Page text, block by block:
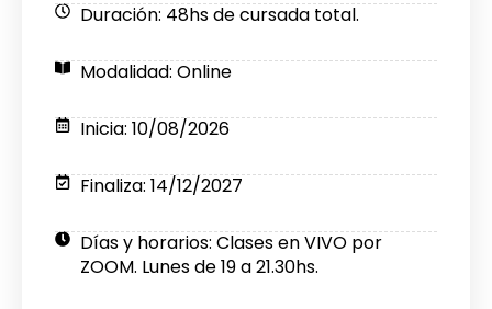
Duración: 48hs de cursada total.
Modalidad: Online
Inicia: 10/08/2026
Finaliza: 14/12/2027
Días y horarios: Clases en VIVO por
ZOOM. Lunes de 19 a 21.30hs.